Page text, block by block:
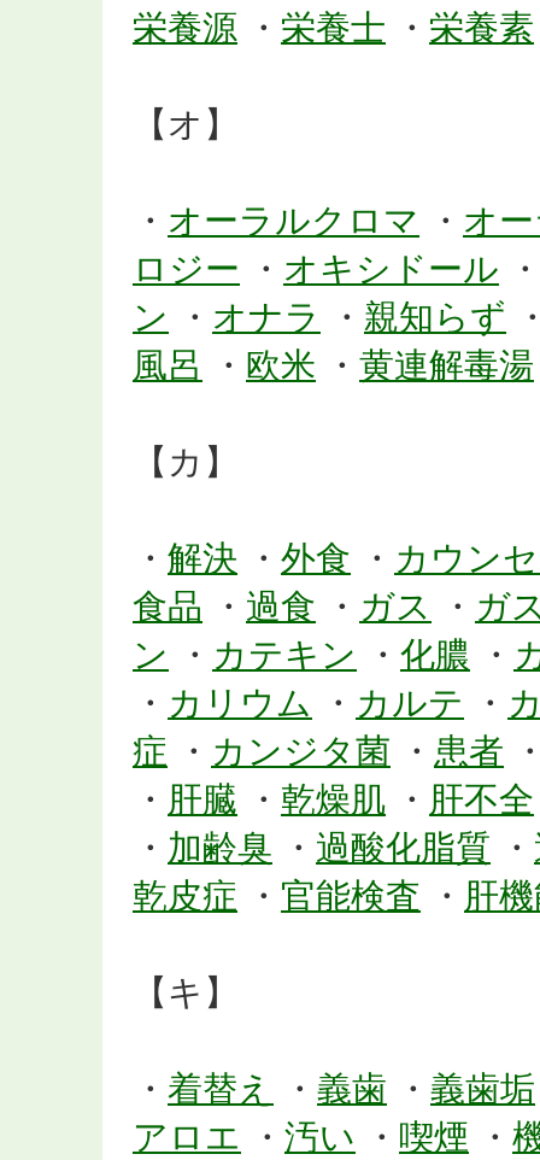
栄養源 ・ 栄養士 ・ 栄養素
【オ】
・ オーラルクロマ ・ オ
ロジー ・ オキシドール
ン ・ オナラ ・ 親知らず
風呂
・ 欧米 ・ 黄連解毒湯
【カ】
・ 解決 ・ 外食 ・ カウン
食品 ・ 過食 ・ ガス ・ ガ
ン ・ カテキン ・ 化膿 ・
・ カリウム ・ カルテ ・
症 ・ カンジタ菌 ・ 患者
・ 肝臓 ・ 乾燥肌 ・ 肝不全
・ 加齢臭 ・ 過酸化脂質 ・
乾皮症 ・ 官能検査 ・ 肝
【キ】
・ 着替え ・ 義歯 ・ 義歯垢
アロエ ・ 汚い ・ 喫煙 ・